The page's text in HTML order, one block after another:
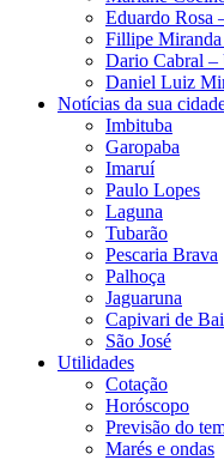
Eduardo Rosa​
Fillipe Miranda
Dario Cabral –
Daniel Luiz
Notícias da sua
Imbituba
Garopaba
Imaruí
Paulo Lopes
Laguna
Tubarão
Pescaria Brava
Palhoça
Jaguaruna
Capivari de
São José
Utilidades
Cotação
Horóscopo
Previsão do
Marés e ondas